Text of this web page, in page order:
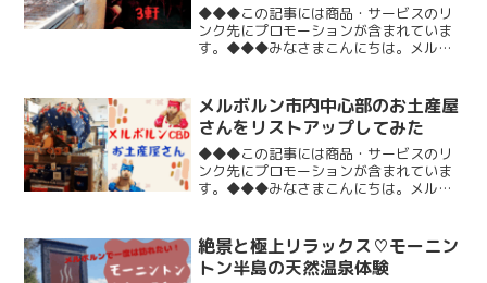
◆◆◆この記事には商品・サービスのリ
ンク先にプロモーションが含まれていま
す。◆◆◆みなさまこんにちは。メルボ
昼休憩中にメルボルンシティのカフェ巡
りをしたり、休日も気にな...
メルボルン市内中心部のお土産屋
さんをリストアップしてみた
◆◆◆この記事には商品・サービスのリ
ンク先にプロモーションが含まれていま
す。◆◆◆みなさまこんにちは。メルボ
うわけで今回は、メルボルン市内中心部
でオーストラリアっぽいお...
絶景と極上リラックス♡モーニン
トン半島の天然温泉体験